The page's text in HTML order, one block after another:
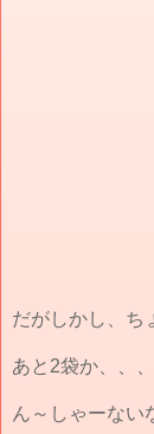
だがしかし、ち
あと2袋か、、、
ん～しゃーない